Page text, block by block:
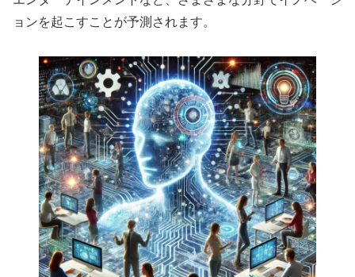
ョンを起こすことが予測されます。